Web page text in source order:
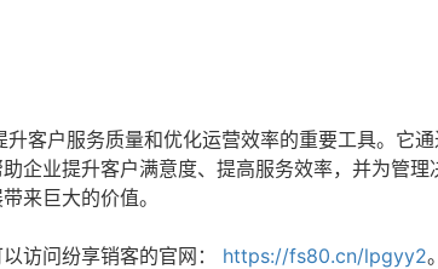
升客户服务质量和优化运营效率的重要工具。它
企业提升客户满意度、提高服务效率，并为管
来巨大的价值。
访问纷享销客的官网： https://fs80.cn/lpgyy2。